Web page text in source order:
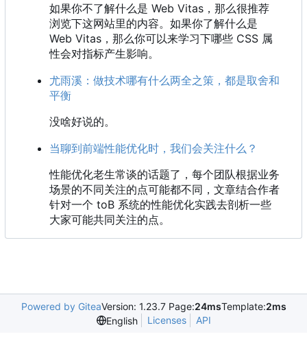
如果你不了解什么是 Web Vitas ， 那么很推荐
浏览下这网站里的内容。如果你了解什么是
Web Vitas ， 那么你可以来学习下哪些 CSS 属
性会对指标产生影响。
尤雨溪：做技术哪有什么两全之策，都是取舍和
平衡
没啥好说的。
当聊到前端性能优化时，我们会关注什么？
性能优化老生常谈的话题了，每个团队根据业务
场景的不同关注的点可能都不同，文章结合作者
针对一个 toB 系统的性能优化实践去剖析一些
大家可能共同关注的点。
Powered by GiteaVersion: 1.23.7 Page:24msTemplate:2ms
English
Licenses API